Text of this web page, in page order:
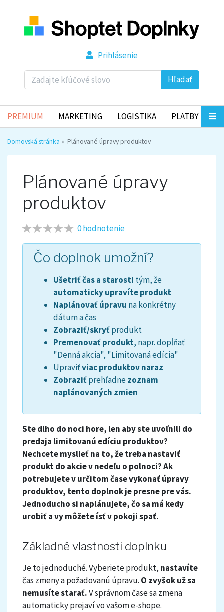
Hľadať
Prihlásenie
PREMIUM MARKETING LOGISTIKA PLATBY
Domovská stránka Plánované úpravy produktov
Plánované úpravy
produktov
0 hodnotenie
Čo doplnok umožní?
Ušetriť čas a starosti tým, že
automatickyupravíte produkt
Naplánovať úpravu na konkrétny
dátum a čas
Zobraziť/skryťprodukt
Premenovaťprodukt, napr. dopĺňať
"Denná akcia", "Limitovaná edícia"
Upraviťviac produktov naraz
Zobraziťprehľadnezoznam
naplánovaných zmien
Ste dlho do noci hore, len aby ste uvoľnili do
predaja limitovanú edíciu produktov?
Nechcete myslieť na to, že treba nastaviť
produkt do akcie v nedeľu o polnoci? Ak
potrebujete v určitom čase vykonať úpravy
produktov, tento doplnok je presne pre vás.
Jednoducho si naplánujete, čo sa má kedy
urobiť a vy môžete ísť v pokoji spať.
Základné vlastnosti doplnku
Je to jednoduché. Vyberiete produkt, nastavíte
čas zmeny a požadovanú úpravu. O zvyšok už sa
nemusíte starať.V správnom čase sa zmena
automaticky prejaví vo vašom e-shope.